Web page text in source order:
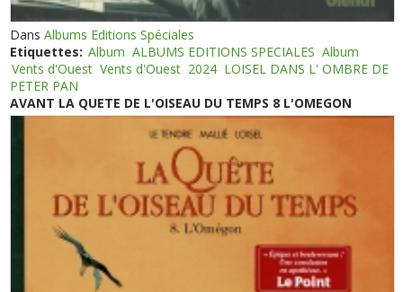
DansAlbums Editions Spéciales
Etiquettes: Album ALBUMS EDITIONS SPECIALES Album
Vents d'Ouest Vents d'Ouest 2024 LOISEL DANS L' OMBRE DE
PETER PAN
AVANT LA QUETE DE L'OISEAU DU TEMPS 8 L'OMEGON